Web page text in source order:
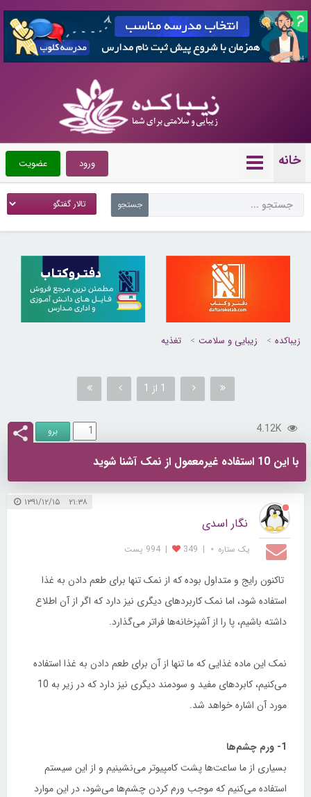
7358504
خانه عضویت ورود
زیباکده زیبایی و سلامت تغذیه
1 از 1
4.12K
با این 10 استفاده غیرمعمول از نمک آشنا شوید
۲۱:۳۸ ۱۳۹۱/۱۲/۱۵
نگار اسدی
یک ستاره ⋆ |
349
| 994 پست
تاکنون رایج و متداول بوده که از نمک تنها برای طعم دادن به غذا
استفاده شود، اما نمک کاربردهای دیگری نیز دارد که اگر از آن اطلاع
داشته باشیم، پا را از آشپزخانه‌ها فراتر می‌گذارد.
نمک این ماده غذایی که ما تنها از آن برای طعم دادن به غذا استفاده
می‌کنیم، کابردهای مفید و سودمند دیگری نیز دارد که در زیر به 10
مورد آن اشاره خواهد شد.
1- ورم چشم‌ها
بسیاری از ما ساعت‌ها پشت کامپیوتر می‌نشینیم و از این سیستم
استفاده می‌کنیم که موجب ورم کردن چشم‌ها می‌شود، در این موارد